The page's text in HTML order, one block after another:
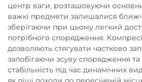
центр ваги, розташовуючи
важкі предмети залишалися
зберігаючи при цьому легкий
потрібного спорядження.
дозволяють стягувати частково
запобігаючи зсуву спорядження
стабільність під час динамічних